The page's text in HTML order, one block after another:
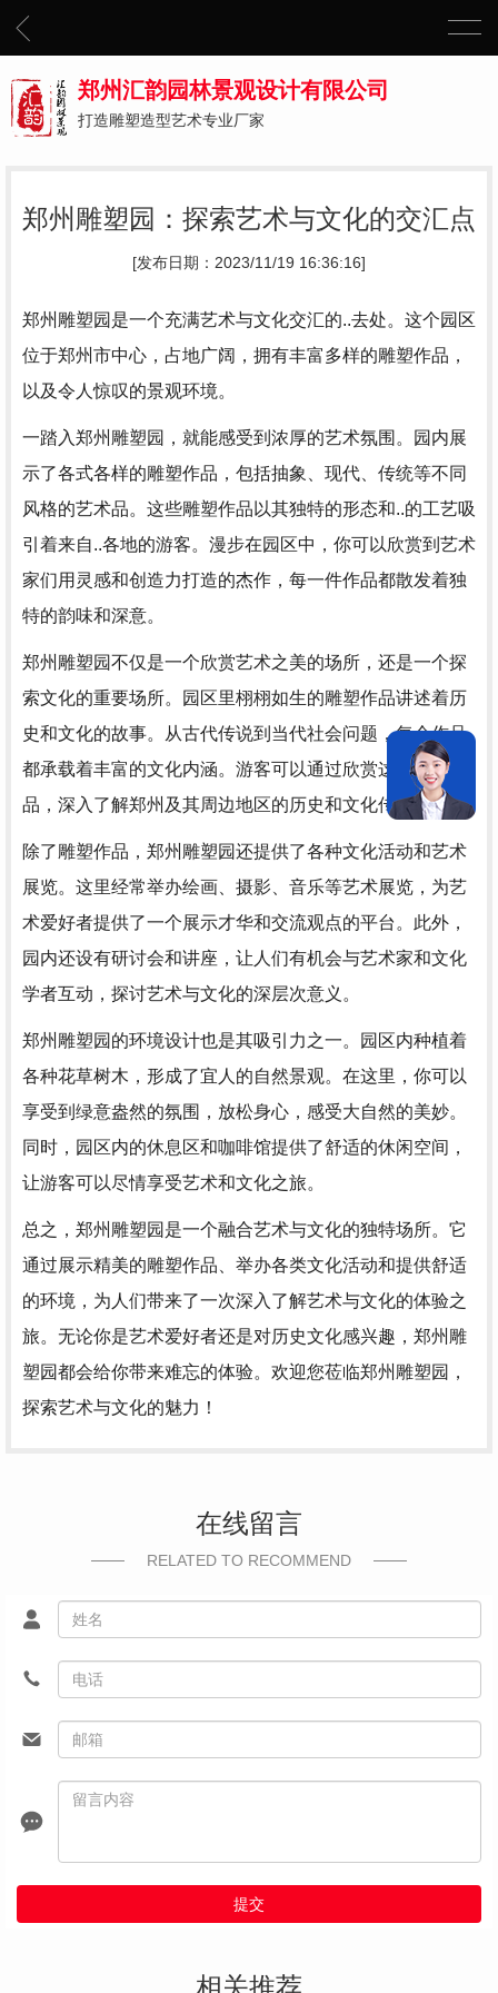
郑州汇韵园林景观设计有限公司
打造雕塑造型艺术专业厂家
郑州雕塑园：探索艺术与文化的交汇点
[发布日期：2023/11/19 16:36:16]
郑州雕塑园是一个充满艺术与文化交汇的..去处。这个园区
位于郑州市中心，占地广阔，拥有丰富多样的雕塑作品，
以及令人惊叹的景观环境。
一踏入郑州雕塑园，就能感受到浓厚的艺术氛围。园内展
示了各式各样的雕塑作品，包括抽象、现代、传统等不同
风格的艺术品。这些雕塑作品以其独特的形态和..的工艺吸
引着来自..各地的游客。漫步在园区中，你可以欣赏到艺术
家们用灵感和创造力打造的杰作，每一件作品都散发着独
特的韵味和深意。
郑州雕塑园不仅是一个欣赏艺术之美的场所，还是一个探
索文化的重要场所。园区里栩栩如生的雕塑作品讲述着历
史和文化的故事。从古代传说到当代社会问题，每个作品
都承载着丰富的文化内涵。游客可以通过欣赏这些雕塑作
品，深入了解郑州及其周边地区的历史和文化传统。
除了雕塑作品，郑州雕塑园还提供了各种文化活动和艺术
展览。这里经常举办绘画、摄影、音乐等艺术展览，为艺
术爱好者提供了一个展示才华和交流观点的平台。此外，
园内还设有研讨会和讲座，让人们有机会与艺术家和文化
学者互动，探讨艺术与文化的深层次意义。
郑州雕塑园的环境设计也是其吸引力之一。园区内种植着
各种花草树木，形成了宜人的自然景观。在这里，你可以
享受到绿意盎然的氛围，放松身心，感受大自然的美妙。
同时，园区内的休息区和咖啡馆提供了舒适的休闲空间，
让游客可以尽情享受艺术和文化之旅。
总之，郑州雕塑园是一个融合艺术与文化的独特场所。它
通过展示精美的雕塑作品、举办各类文化活动和提供舒适
的环境，为人们带来了一次深入了解艺术与文化的体验之
旅。无论你是艺术爱好者还是对历史文化感兴趣，郑州雕
塑园都会给你带来难忘的体验。欢迎您莅临郑州雕塑园，
探索艺术与文化的魅力！
在线留言
RELATED TO RECOMMEND
提交
相关推荐